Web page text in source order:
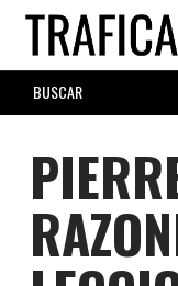
Skip
main
content
SEARCH
FORM